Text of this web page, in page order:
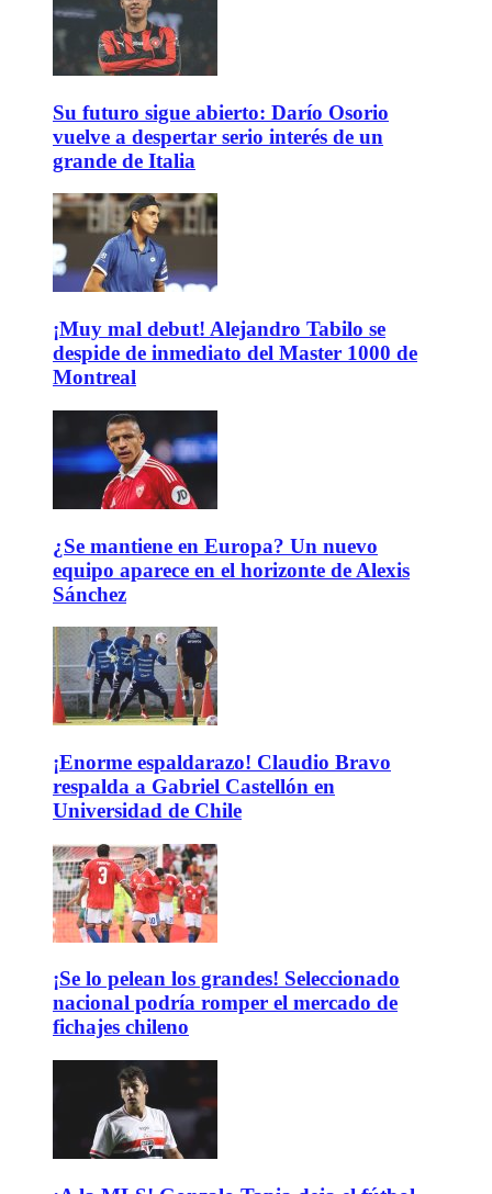
Su futuro sigue abierto: Darío Osorio
vuelve a despertar serio interés de un
grande de Italia
¡Muy mal debut! Alejandro Tabilo se
despide de inmediato del Master 1000 de
Montreal
¿Se mantiene en Europa? Un nuevo
equipo aparece en el horizonte de Alexis
Sánchez
¡Enorme espaldarazo! Claudio Bravo
respalda a Gabriel Castellón en
Universidad de Chile
¡Se lo pelean los grandes! Seleccionado
nacional podría romper el mercado de
fichajes chileno